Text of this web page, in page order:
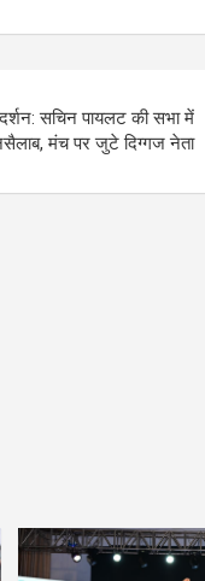
सचिन पायलट की सभा में
मंच पर जुटे दिग्गज नेता